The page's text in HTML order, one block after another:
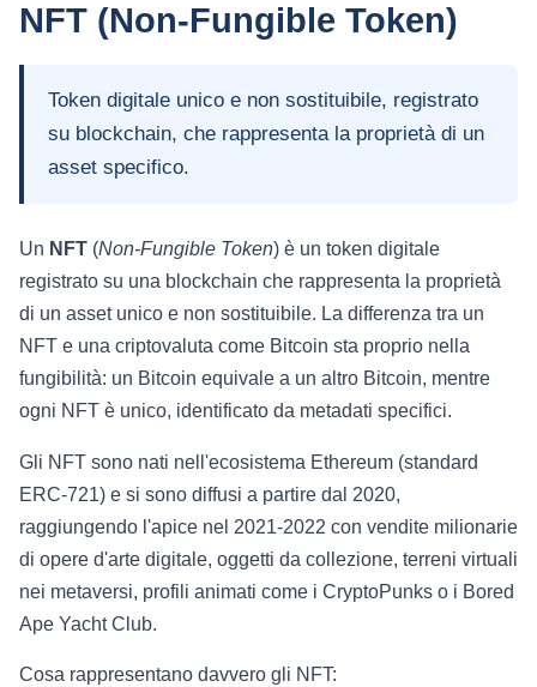
NFT (Non-Fungible Token)
Token digitale unico e non sostituibile, registrato
su blockchain, che rappresenta la proprietà di un
asset specifico.
Un NFT (Non-Fungible Token) è un token digitale
registrato su una blockchain che rappresenta la proprietà
di un asset unico e non sostituibile. La differenza tra un
NFT e una criptovaluta come Bitcoin sta proprio nella
fungibilità: un Bitcoin equivale a un altro Bitcoin, mentre
ogni NFT è unico, identificato da metadati specifici.
Gli NFT sono nati nell'ecosistema Ethereum (standard
ERC-721) e si sono diffusi a partire dal 2020,
raggiungendo l'apice nel 2021-2022 con vendite milionarie
di opere d'arte digitale, oggetti da collezione, terreni virtuali
nei metaversi, profili animati come i CryptoPunks o i Bored
Ape Yacht Club.
Cosa rappresentano davvero gli NFT: